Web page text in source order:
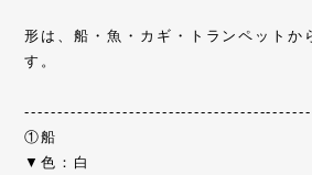
形は、船・魚・カギ・トランペットか
す。
①船
▼色：白